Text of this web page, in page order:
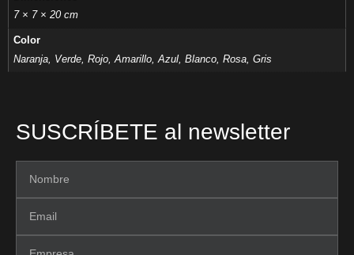
7 × 7 × 20 cm
Color
Naranja, Verde, Rojo, Amarillo, Azul, Blanco, Rosa, Gris
SUSCRÍBETE al newsletter